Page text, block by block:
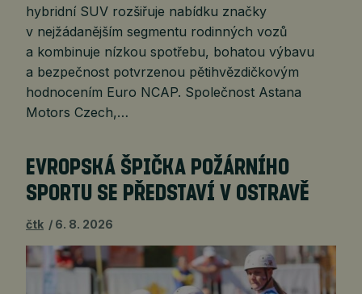
hybridní SUV rozšiřuje nabídku značky
v nejžádanějším segmentu rodinných vozů
a kombinuje nízkou spotřebu, bohatou výbavu
a bezpečnost potvrzenou pětihvězdičkovým
hodnocením Euro NCAP. Společnost Astana
Motors Czech,…
EVROPSKÁ ŠPIČKA POŽÁRNÍHO
SPORTU SE PŘEDSTAVÍ V OSTRAVĚ
čtk 6. 8. 2026